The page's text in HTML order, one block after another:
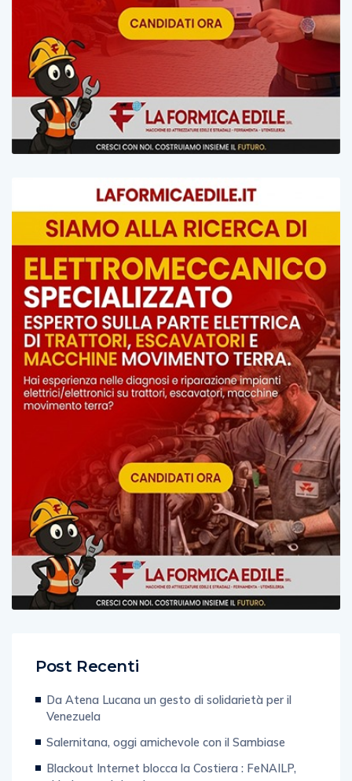
Post Recenti
Da Atena Lucana un gesto di solidarietà per il
Venezuela
Salernitana, oggi amichevole con il Sambiase
Blackout Internet blocca la Costiera : FeNAILP,